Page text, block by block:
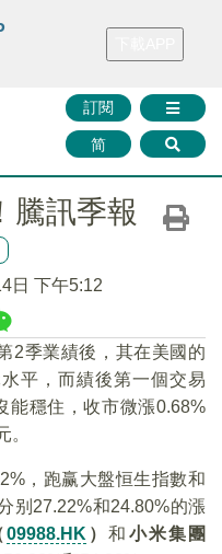
財華證券 媒體矩陣
訂閱
简
騰訊季報
日 下午5:12
2季業績後，其在美國的
平，而績後第一個交易
能穩住，收市微漲0.68%
。
，跑赢大盤恒生指數和
别27.22%和24.80%的漲
09988.HK ）和 小米集團